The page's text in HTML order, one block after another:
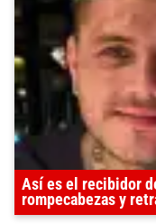
Así es el recibidor
rompecabezas y